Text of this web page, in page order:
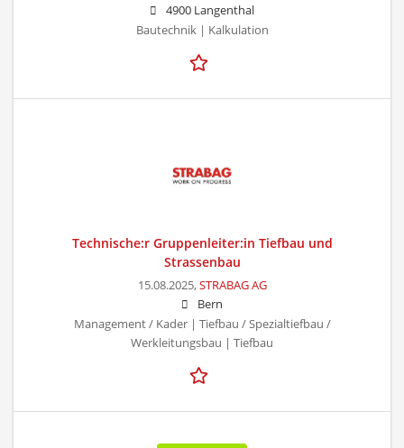
4900 Langenthal
Bautechnik | Kalkulation
Technische:r Gruppenleiter:in Tiefbau und
Strassenbau
15.08.2025,STRABAG AG
Bern
Management / Kader | Tiefbau / Spezialtiefbau /
Werkleitungsbau | Tiefbau